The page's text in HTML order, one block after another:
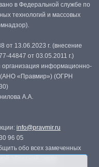
в Федеральной службе по
технологий и массовых
13.06.2023 г. (внесение
44847 от 03.05.2011 г.)
организация информационно-
(АНО «Правмир») (ОГРН
А.А.
info@pravmir.ru
96 05
обо всех замеченных